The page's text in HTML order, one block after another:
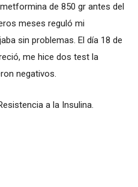
de 850 gr antes del
meses reguló mi
sin problemas. El día 18 de
me hice dos test la
negativos.
a la Insulina.